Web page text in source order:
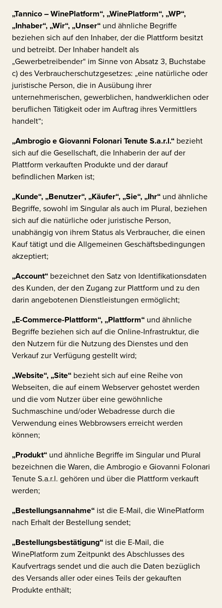
„Tannico – WinePlatform“, „WinePlatform“, „WP“,
„Inhaber“, „Wir“, „Unser“ und ähnliche Begriffe
beziehen sich auf den Inhaber, der die Plattform besitzt
und betreibt. Der Inhaber handelt als
„Gewerbetreibender“ im Sinne von Absatz 3, Buchstabe
c) des Verbraucherschutzgesetzes: „eine natürliche oder
juristische Person, die in Ausübung ihrer
unternehmerischen, gewerblichen, handwerklichen oder
beruflichen Tätigkeit oder im Auftrag ihres Vermittlers
handelt“;
„Ambrogio e Giovanni Folonari Tenute S.a.r.l.“ bezieht
sich auf die Gesellschaft, die Inhaberin der auf der
Plattform verkauften Produkte und der darauf
befindlichen Marken ist;
„Kunde“, „Benutzer“, „Käufer“, „Sie“, „Ihr“ und ähnliche
Begriffe, sowohl im Singular als auch im Plural, beziehen
sich auf die natürliche oder juristische Person,
unabhängig von ihrem Status als Verbraucher, die einen
Kauf tätigt und die Allgemeinen Geschäftsbedingungen
akzeptiert;
„Account“ bezeichnet den Satz von Identifikationsdaten
des Kunden, der den Zugang zur Plattform und zu den
darin angebotenen Dienstleistungen ermöglicht;
„E-Commerce-Plattform“, „Plattform“ und ähnliche
Begriffe beziehen sich auf die Online-Infrastruktur, die
den Nutzern für die Nutzung des Dienstes und den
Verkauf zur Verfügung gestellt wird;
„Website“, „Site“ bezieht sich auf eine Reihe von
Webseiten, die auf einem Webserver gehostet werden
und die vom Nutzer über eine gewöhnliche
Suchmaschine und/oder Webadresse durch die
Verwendung eines Webbrowsers erreicht werden
können;
„Produkt“ und ähnliche Begriffe im Singular und Plural
bezeichnen die Waren, dieAmbrogio e Giovanni Folonari
Tenute S.a.r.l. gehören und über die Plattform verkauft
werden;
„Bestellungsannahme“ ist die E-Mail, die WinePlatform
nach Erhalt der Bestellung sendet;
„Bestellungsbestätigung“ ist die E-Mail, die
WinePlatform zum Zeitpunkt des Abschlusses des
Kaufvertrags sendet und die auch die Daten bezüglich
des Versands aller oder eines Teils der gekauften
Produkte enthält;